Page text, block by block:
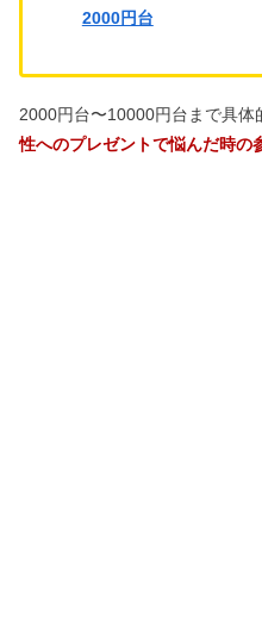
2000円台
2000円台〜10000円台まで具体
性へのプレゼントで悩んだ時の